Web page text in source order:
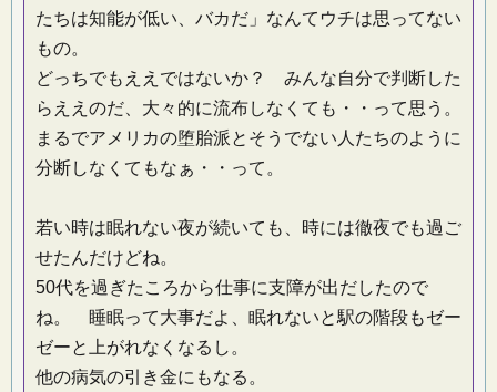
たちは知能が低い、バカだ」なんてウチは思ってない
もの。
どっちでもええではないか？ みんな自分で判断した
らええのだ、大々的に流布しなくても・・って思う。
まるでアメリカの堕胎派とそうでない人たちのように
分断しなくてもなぁ・・って。
若い時は眠れない夜が続いても、時には徹夜でも過ご
せたんだけどね。
50代を過ぎたころから仕事に支障が出だしたので
ね。 睡眠って大事だよ、眠れないと駅の階段もゼー
ゼーと上がれなくなるし。
他の病気の引き金にもなる。